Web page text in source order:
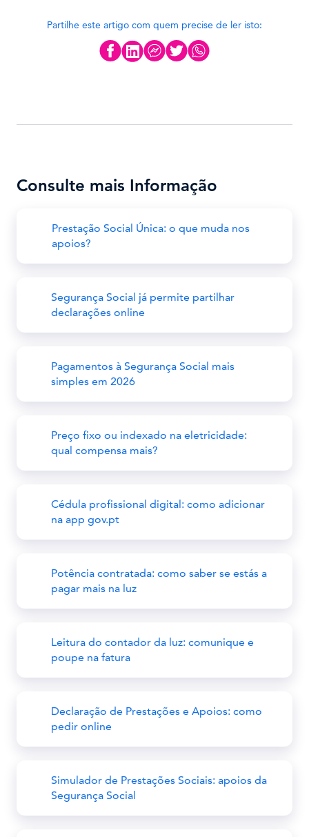
Partilhe este artigo com quem precise de ler isto:
Consulte mais Informação
Prestação Social Única: o que muda nos
apoios?
Segurança Social já permite partilhar
declarações online
Pagamentos à Segurança Social mais
simples em 2026
Preço fixo ou indexado na eletricidade:
qual compensa mais?
Cédula profissional digital: como adicionar
na app gov.pt
Potência contratada: como saber se estás a
pagar mais na luz
Leitura do contador da luz: comunique e
poupe na fatura
Declaração de Prestações e Apoios: como
pedir online
Simulador de Prestações Sociais: apoios da
Segurança Social